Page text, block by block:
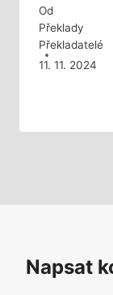
Od
Překlady
Překladatelé
11. 11. 2024
Napsat